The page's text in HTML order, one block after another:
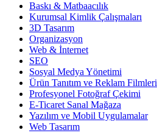
Baskı & Matbaacılık
Kurumsal Kimlik Çalışmaları
3D Tasarım
Organizasyon
Web & İnternet
SEO
Sosyal Medya Yönetimi
Ürün Tanıtım ve Reklam Filmleri
Profesyonel Fotoğraf Çekimi
E-Ticaret Sanal Mağaza
Yazılım ve Mobil Uygulamalar
Web Tasarım